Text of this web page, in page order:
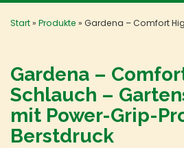
Start» Produkte » Gardena – Comfort
Gardena –
Schlauch –
mit Power-Grip-
Berstdruck